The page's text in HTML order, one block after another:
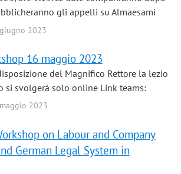
gli appelli su Almaesami
2023
16 maggio 2023
del Magnifico Rettore la lezio
si svolgerà solo online Link teams:
2023
on Labour and Company
German Legal System in